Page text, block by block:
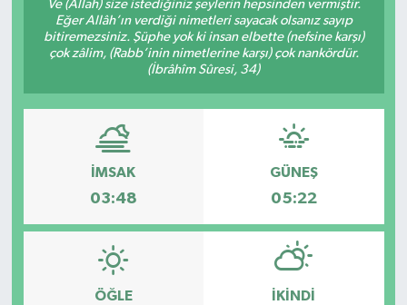
Ve (Allah) size istediğiniz şeylerin hepsinden vermiştir.
Eğer Allâh’ın verdiği nimetleri sayacak olsanız sayıp
bitiremezsiniz. Şüphe yok ki insan elbette (nefsine karşı)
çok zâlim, (Rabb’inin nimetlerine karşı) çok nankördür.
(İbrâhîm Sûresi, 34)
İMSAK
03:48
GÜNEŞ
05:22
ÖĞLE İKINDI